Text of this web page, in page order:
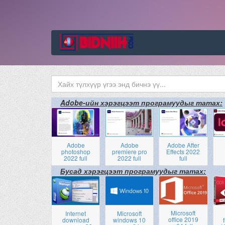
Adobe-ийн хэрэгцээт програмуудыг татах:
Adobe
photoshop
2022 full
Adobe
premiere pro
2022 full
Adobe After
Effects 2022
full
Бусад хэрэгцээт програмуудыг татах:
Internet
download
Microsoft
windows 10
Microsoft
office 2019